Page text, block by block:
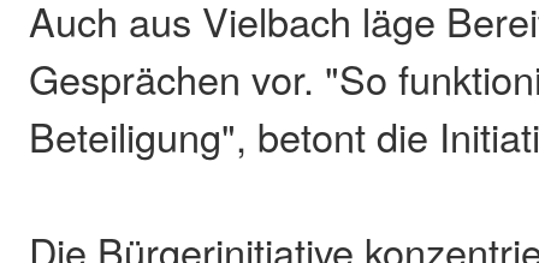
Auch aus Vielbach läge
Gesprächen vor. "So
Beteiligung", betont die
Die Bürgerinitiative